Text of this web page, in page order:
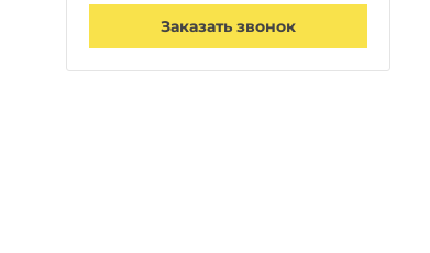
Заказать звонок